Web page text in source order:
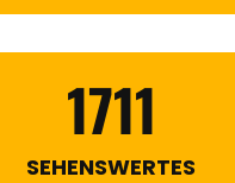
1711
SEHENSWERTES